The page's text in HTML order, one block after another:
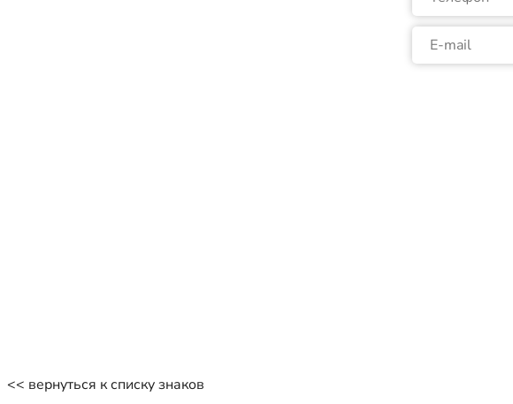
<< вернуться к списку знаков